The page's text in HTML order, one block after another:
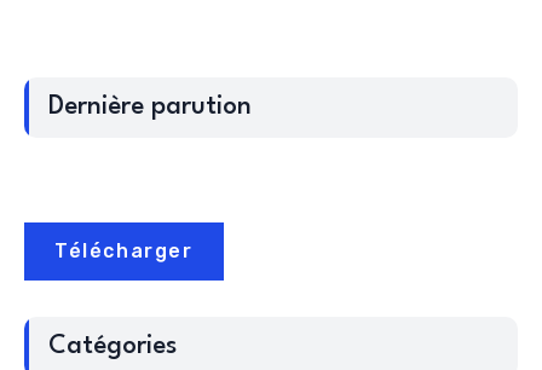
Dernière parution
Télécharger
Catégories